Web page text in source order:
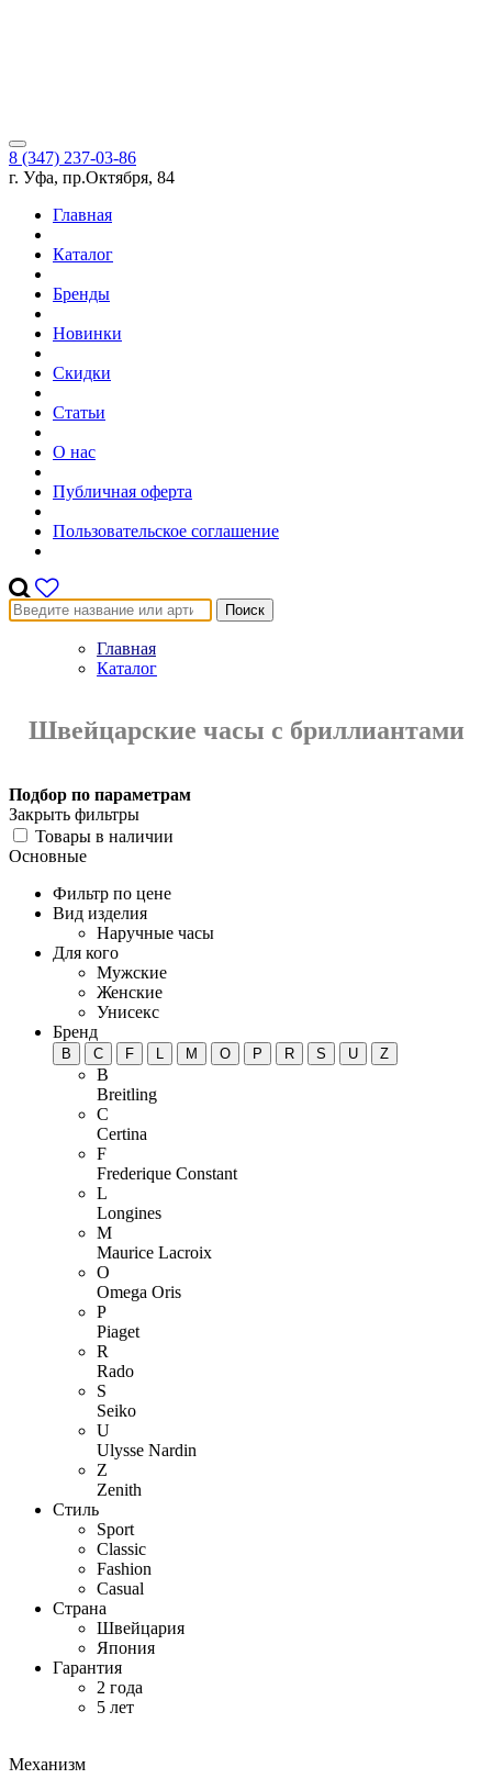
8 (347) 237-03-86
г. Уфа, пр.Октября, 84
Главная
Каталог
Бренды
Новинки
Скидки
Статьи
О нас
Публичная оферта
Пользовательское соглашение
Поиск
Главная
Каталог
Швейцарские часы с бриллиантами
Подбор по параметрам
Закрыть фильтры
Товары в наличии
Основные
Фильтр по цене
Вид изделия
Наручные часы
Для кого
Мужские
Женские
Унисекс
Бренд
B C F M O P R S U Z
B
Breitling
C
Certina
F
Frederique Constant
L
Longines
M
Maurice Lacroix
O
Omega Oris
P
Piaget
R
Rado
S
Seiko
U
Ulysse Nardin
Z
Zenith
Стиль
Sport
Classic
Fashion
Casual
Страна
Швейцария
Япония
Гарантия
2 года
5 лет
Механизм